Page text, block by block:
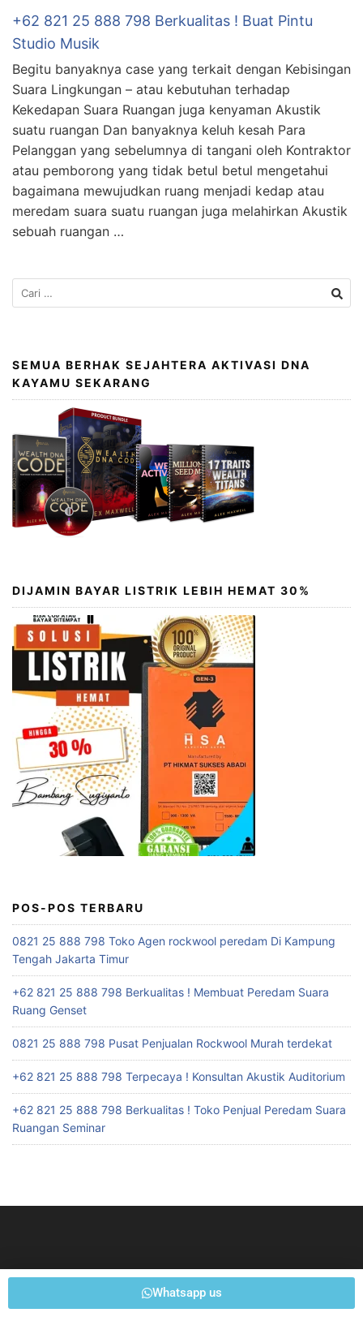
+62 821 25 888 798 Berkualitas ! Buat Pintu
Studio Musik
Begitu banyaknya case yang terkait dengan Kebisingan
Suara Lingkungan – atau kebutuhan terhadap
Kekedapan Suara Ruangan juga kenyaman Akustik
suatu ruangan Dan banyaknya keluh kesah Para
Pelanggan yang sebelumnya di tangani oleh Kontraktor
atau pemborong yang tidak betul betul mengetahui
bagaimana mewujudkan ruang menjadi kedap atau
meredam suara suatu ruangan juga melahirkan Akustik
sebuah ruangan …
SEMUA BERHAK SEJAHTERA AKTIVASI DNA
KAYAMU SEKARANG
DIJAMIN BAYAR LISTRIK LEBIH HEMAT 30%
POS-POS TERBARU
0821 25 888 798 Toko Agen rockwool peredam Di Kampung
Tengah Jakarta Timur
+62 821 25 888 798 Berkualitas ! Membuat Peredam Suara
Ruang Genset
0821 25 888 798 Pusat Penjualan Rockwool Murah terdekat
+62 821 25 888 798 Terpecaya ! Konsultan Akustik Auditorium
+62 821 25 888 798 Berkualitas ! Toko Penjual Peredam Suara
Ruangan Seminar
Suite 3058, Mula by Galeria Jakarta, Cilandak Town Square
Whatsapp us